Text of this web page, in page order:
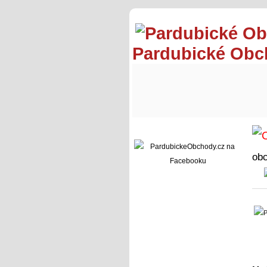
Pardubické